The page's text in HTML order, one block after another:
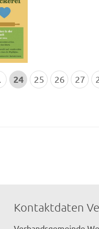
24 25 26 27
Kontaktdaten